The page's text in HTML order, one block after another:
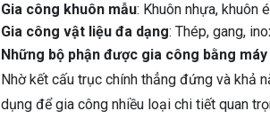
Gia công khuôn mẫu: Khuôn nhựa, khuôn
Gia công vật liệu đa dạng: Thép, gang,
Những bộ phận được gia công bằng
Nhờ kết cấu trục chính thẳng đứng và khả
dụng để gia công nhiều loại chi tiết quan